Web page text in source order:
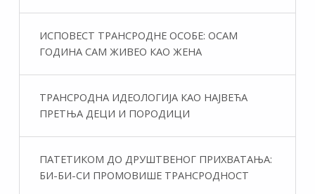
ИСПОВЕСТ ТРАНСРОДНЕ ОСОБЕ: ОСАМ
ГОДИНА САМ ЖИВЕО КАО ЖЕНА
ТРАНСРОДНА ИДЕОЛОГИЈА КАО НАЈВЕЋА
ПРЕТЊА ДЕЦИ И ПОРОДИЦИ
ПАТЕТИКОМ ДО ДРУШТВЕНОГ ПРИХВАТАЊА:
БИ-БИ-СИ ПРОМОВИШЕ ТРАНСРОДНОСТ